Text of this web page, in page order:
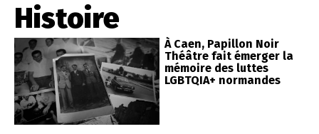
Histoire
À Caen, Papillon Noir
Théâtre fait émerger la
mémoire des luttes
LGBTQIA+ normandes